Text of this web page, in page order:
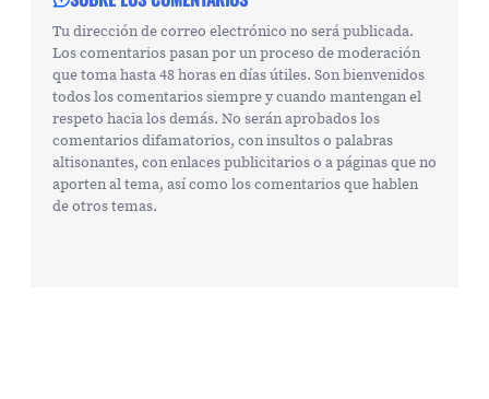
Tu dirección de correo electrónico no será publicada.
Los comentarios pasan por un proceso de moderación
que toma hasta 48 horas en días útiles. Son bienvenidos
todos los comentarios siempre y cuando mantengan el
respeto hacia los demás. No serán aprobados los
comentarios difamatorios, con insultos o palabras
altisonantes, con enlaces publicitarios o a páginas que no
aporten al tema, así como los comentarios que hablen
de otros temas.